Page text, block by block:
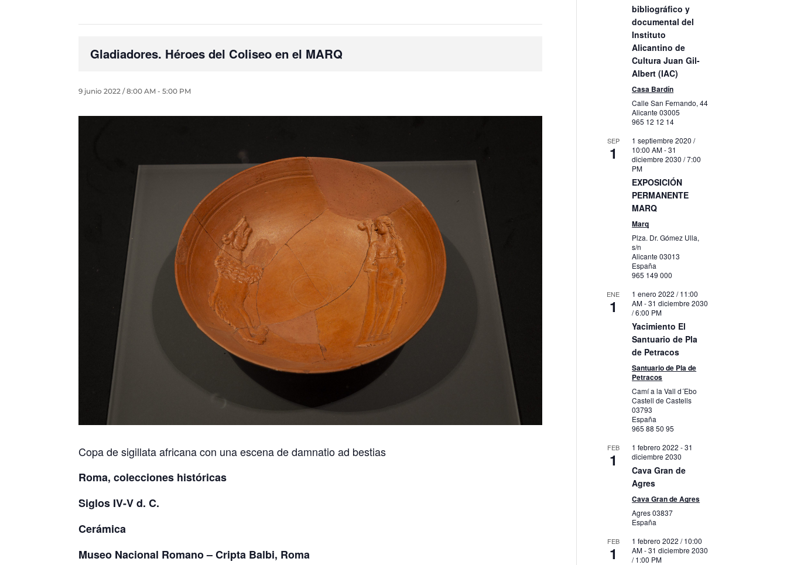
Gladiadores. Héroes del Coliseo en el MARQ
9 junio 2022 / 8:00 AM -5:00 PM
Copa de sigillata africana con una escena de damnatio ad bestias
Roma, colecciones históricas
Siglos IV-V d. C.
Cerámica
Museo Nacional Romano – Cripta Balbi, Roma
bibliográfico y
documental del
Instituto
Alicantino de
Cultura Juan Gil-
Albert (IAC)
Casa Bardín
Calle San Fernando, 44
Alicante03005
965 12 12 14
SEP
1
1 septiembre 2020 /
10:00 AM-31
diciembre 2030 / 7:00
PM
EXPOSICIÓN
PERMANENTE
MARQ
Marq
Plza. Dr. Gómez Ulla,
s/n
Alicante03013
España
965 149 000
ENE
1
1 enero 2022 / 11:00
AM-31 diciembre 2030
/ 6:00 PM
Yacimiento El
Santuario de Pla
de Petracos
Santuario de Pla de
Petracos
Camí a la Vall d´Ebo
Castell de Castells
03793
España
965 88 50 95
FEB
1
1 febrero 2022 -31
diciembre 2030
Cava Gran de
Agres
Cava Gran de Agres
Agres03837
España
FEB
1
1 febrero 2022 / 10:00
AM-31 diciembre 2030
/ 1:00 PM